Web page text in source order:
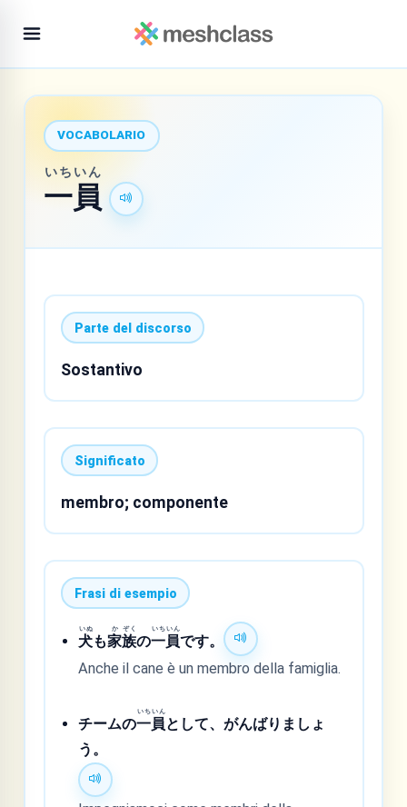
VOCABOLARIO
一
いち
員
いん
Parte del discorso
Sostantivo
Significato
membro; componente
Frasi di esempio
犬
いぬ
も家
か
族
ぞく
の一
いち
員
いん
です。
Anche il cane è un membro della famiglia.
チームの一
いち
員
いん
として、がんばりましょ
う。